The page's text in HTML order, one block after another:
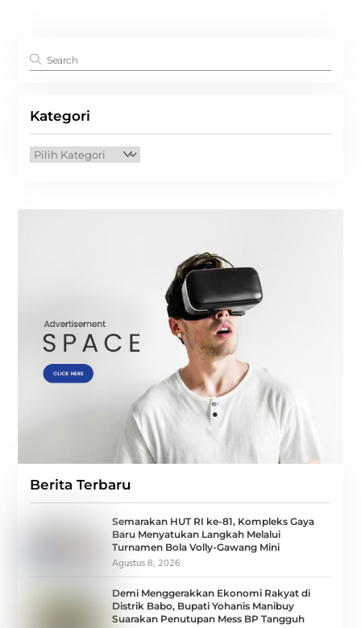
Kategori
Kategori
Berita Terbaru
Semarakan HUT RI ke-81, Kompleks Gaya
Baru Menyatukan Langkah Melalui
Turnamen Bola Volly-Gawang Mini
Agustus 8, 2026
Demi Menggerakkan Ekonomi Rakyat di
Distrik Babo, Bupati Yohanis Manibuy
Suarakan Penutupan Mess BP Tangguh